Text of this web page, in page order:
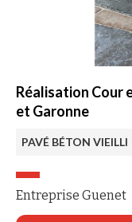
Réalisation Cour
et Garonne
PAVÉ BÉTON VIEILLI
Entreprise Guenet